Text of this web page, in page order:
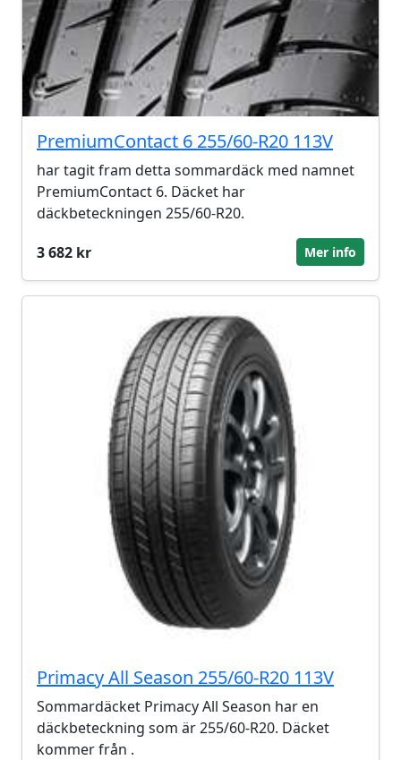
PremiumContact 6 255/60-R20 113V
har tagit fram detta sommardäck med namnet
PremiumContact 6. Däcket har
däckbeteckningen 255/60-R20.
3 682 kr
Mer info
Primacy All Season 255/60-R20 113V
Sommardäcket Primacy All Season har en
däckbeteckning som är 255/60-R20. Däcket
kommer från .